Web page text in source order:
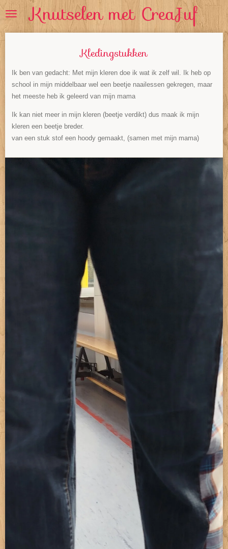
Ga
naar
Knutselen met CreaJuf
Kledingstukken
Ik ben van gedacht: Met mijn kleren doe ik wat ik zelf wil. Ik heb op
school in mijn middelbaar wel een beetje naailessen gekregen, maar
het meeste heb ik geleerd van mijn mama
Ik kan niet meer in mijn kleren (beetje verdikt) dus maak ik mijn
kleren een beetje breder.
van een stuk stof een hoody gemaakt, (samen met mijn mama)